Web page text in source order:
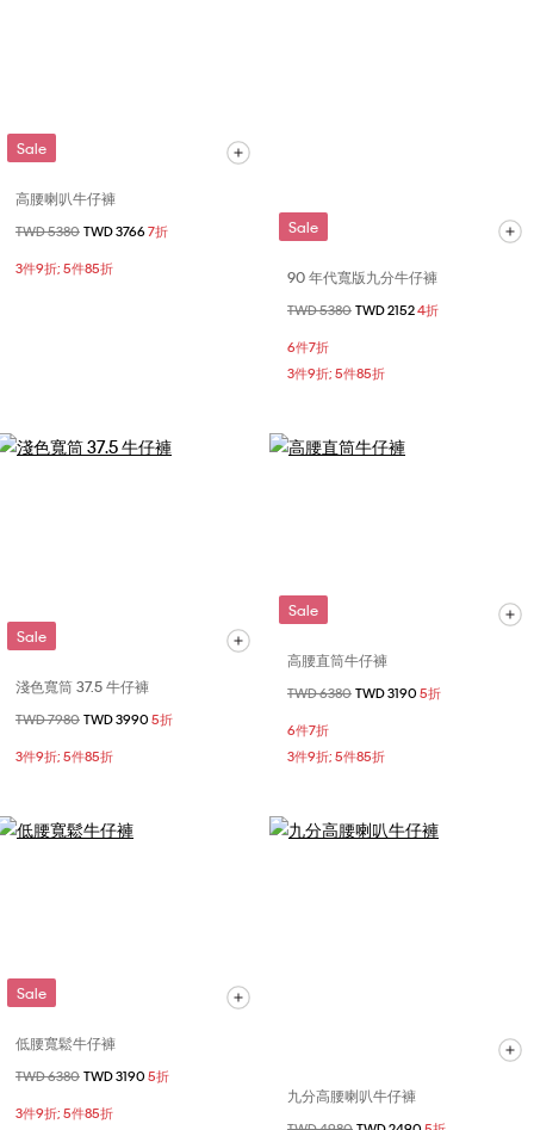
Sale
高腰喇叭牛仔褲
價格扣減從
TWD 5380 至
TWD 37667折
3件9折; 5件85折
Sale
90 年代寬版九分牛仔褲
價格扣減從
TWD 5380 至
TWD 21524折
6件7折
3件9折; 5件85折
Sale
淺色寬筒 37.5 牛仔褲
價格扣減從
TWD 7980 至
TWD 3990 5折
3件9折; 5件85折
Sale
高腰直筒牛仔褲
價格扣減從
TWD 6380 至
TWD 3190 5折
6件7折
3件9折; 5件85折
Sale
低腰寬鬆牛仔褲
價格扣減從
TWD 6380 至
TWD 3190 5折
3件9折; 5件85折
九分高腰喇叭牛仔褲